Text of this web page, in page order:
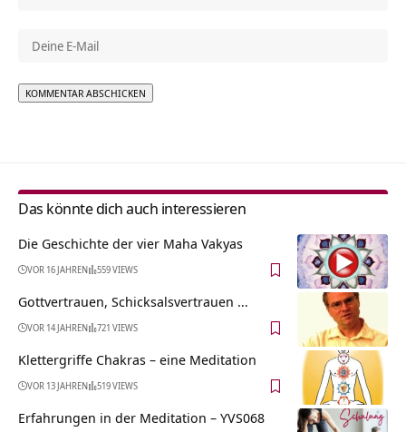
Das könnte dich auch interessieren
Die Geschichte der vier Maha Vakyas
VOR 16 JAHREN 559 VIEWS
Gottvertrauen, Schicksalsvertrauen …
VOR 14 JAHREN 721 VIEWS
Klettergriffe Chakras – eine Meditation
VOR 13 JAHREN 519 VIEWS
Erfahrungen in der Meditation – YVS068